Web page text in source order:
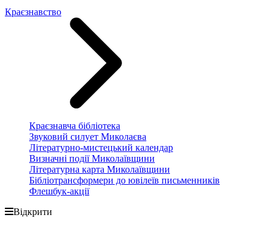
Краєзнавство
Краєзнавча бібліотека
Звуковий силует Миколаєва
Літературно-мистецький календар
Визначні події Миколаївщини
Літературна карта Миколаївщини
Бібліотрансформери до ювілеїв письменників
Флешбук-акції
Відкрити